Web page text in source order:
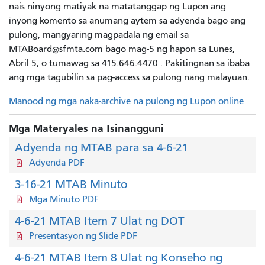
nais ninyong matiyak na matatanggap ng Lupon ang
inyong komento sa anumang aytem sa adyenda bago ang
pulong, mangyaring magpadala ng email sa
MTABoard@sfmta.com bago mag-5 ng hapon sa Lunes,
Abril 5, o tumawag sa 415.646.4470 . Pakitingnan sa ibaba
ang mga tagubilin sa pag-access sa pulong nang malayuan.
Manood ng mga naka-archive na pulong ng Lupon online
Mga Materyales na Isinangguni
Adyenda ng MTAB para sa 4-6-21
Adyenda PDF
3-16-21 MTAB Minuto
Mga Minuto PDF
4-6-21 MTAB Item 7 Ulat ng DOT
Presentasyon ng Slide PDF
4-6-21 MTAB Item 8 Ulat ng Konseho ng